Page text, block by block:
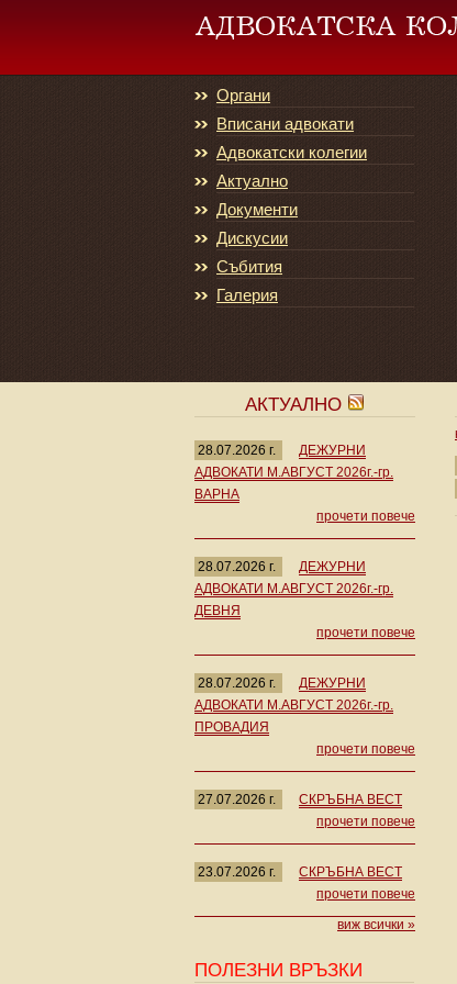
Органи
Вписани адвокати
Адвокатски колегии
Актуално
Документи
Дискусии
Събития
Галерия
АКТУАЛНО
28.07.2026 г.
ДЕЖУРНИ
АДВОКАТИ М.АВГУСТ 2026г.-гр.
ВАРНА
прочети повече
28.07.2026 г.
ДЕЖУРНИ
АДВОКАТИ М.АВГУСТ 2026г.-гр.
ДЕВНЯ
прочети повече
28.07.2026 г.
ДЕЖУРНИ
АДВОКАТИ М.АВГУСТ 2026г.-гр.
ПРОВАДИЯ
прочети повече
27.07.2026 г.
СКРЪБНА ВЕСТ
прочети повече
23.07.2026 г.
СКРЪБНА ВЕСТ
прочети повече
виж всички »
ПОЛЕЗНИ ВРЪЗКИ